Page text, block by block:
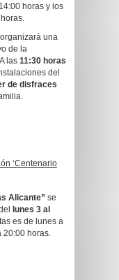
horas y los
una
de la
las 11:30 horas
del
de disfraces
‘Centenario
Alicante” se
lunes 3 al
es de lunes a
20:00 horas.